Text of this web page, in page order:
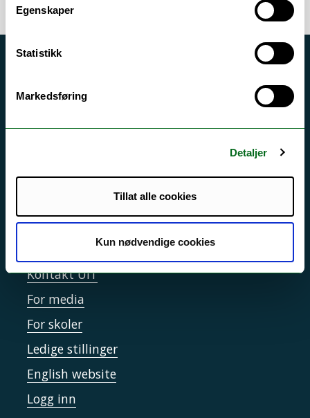
Egenskaper
Statistikk
Markedsføring
Detaljer
Tillat alle cookies
Kun nødvendige cookies
Si ifra!
Informasjonskapsler
Tilgjengelighetserklæring
Kontakt UiT
For media
For skoler
Ledige stillinger
English website
Logg inn